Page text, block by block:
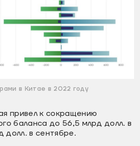
в Китае в 2022 году
привел к сокращению
баланса до 56,5 млрд долл. в
долл. в сентябре.